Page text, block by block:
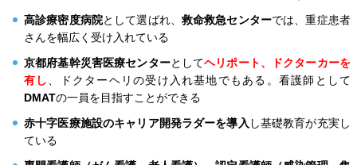
高診療密度病院として選ばれ、救命救急センターでは、重症患者
さんを幅広く受け入れている
京都府基幹災害医療センターとしてヘリポート、ドクターカーを
有し
、ドクターヘリの受け入れ基地でもある。看護師として
DMATの一員を目指すことができる
赤十字医療施設のキャリア開発ラダーを導入 し基礎教育が充実し
ている